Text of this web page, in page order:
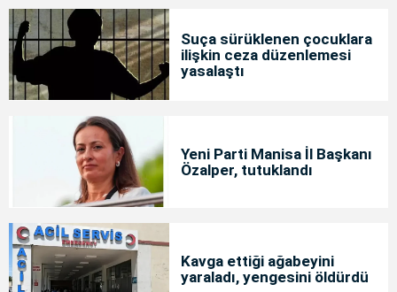
Suça sürüklenen çocuklara
ilişkin ceza düzenlemesi
yasalaştı
Yeni Parti Manisa İl Başkanı
Özalper, tutuklandı
Kavga ettiği ağabeyini
yaraladı, yengesini öldürdü